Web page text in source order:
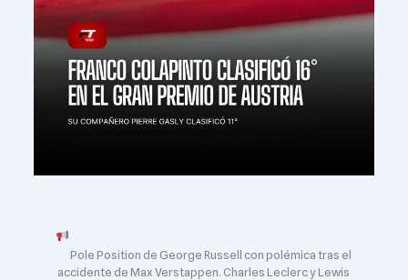
Pole Position de George Russell con polémica tras el
accidente de Max Verstappen. Charles Leclerc y Lewis